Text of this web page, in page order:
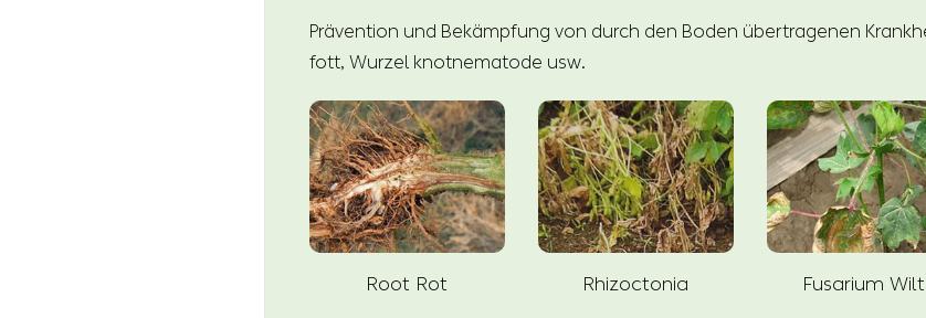
Prävention und Bekämpfung von durch den Boden übertragenen
fott, Wurzel knotnematode usw.
Root Rot Rhizoctonia Fusarium Wilt